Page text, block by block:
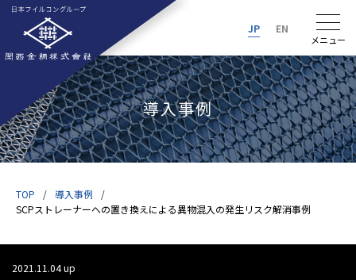
JP EN
導入事例
TOP
導入事例
SCPストレーナーへの置き換えによる異物混入の発生リスク解消事例
2021.11.04 up